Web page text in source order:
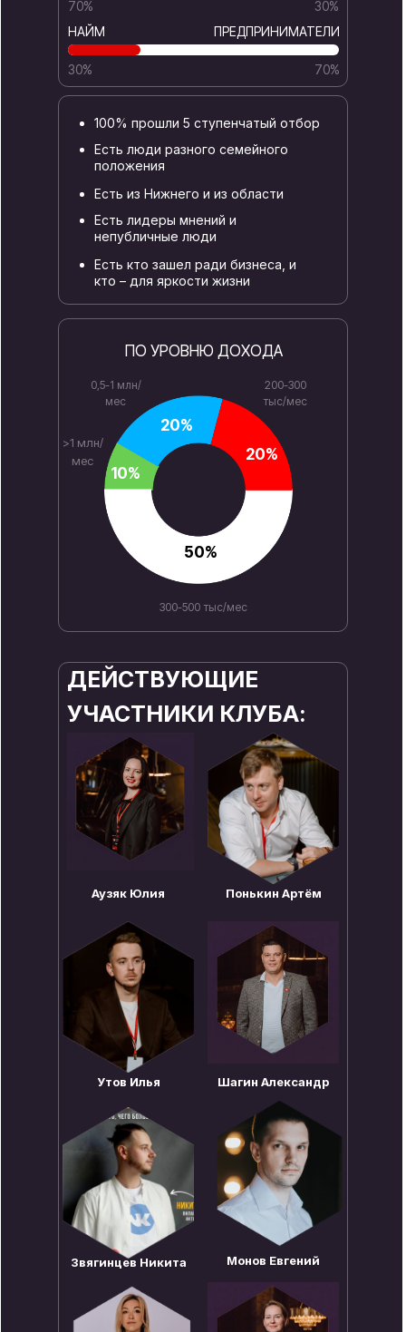
НАЙМ ПРЕДПРИНИМАТЕЛИ
70% 30%
30%
ПО УРОВНЮ ДОХОДА
0,5-1 млн/
мес
200-300
тыс/мес
>1 млн/
мес
300-500 тыс/мес
20%
10%
20%
50%
70%
100% прошли 5 ступенчатый отбор
Есть люди разного семейного
положения
Есть из Нижнего и из области
Есть лидеры мнений и
непубличные люди
Есть кто зашел ради бизнеса, и
кто – для яркости жизни
ДЕЙСТВУЮЩИЕ
УЧАСТНИКИ КЛУБА:
Аузяк Юлия Понькин Артём
Утов Илья Шагин Александр
Звягинцев Никита Монов Евгений